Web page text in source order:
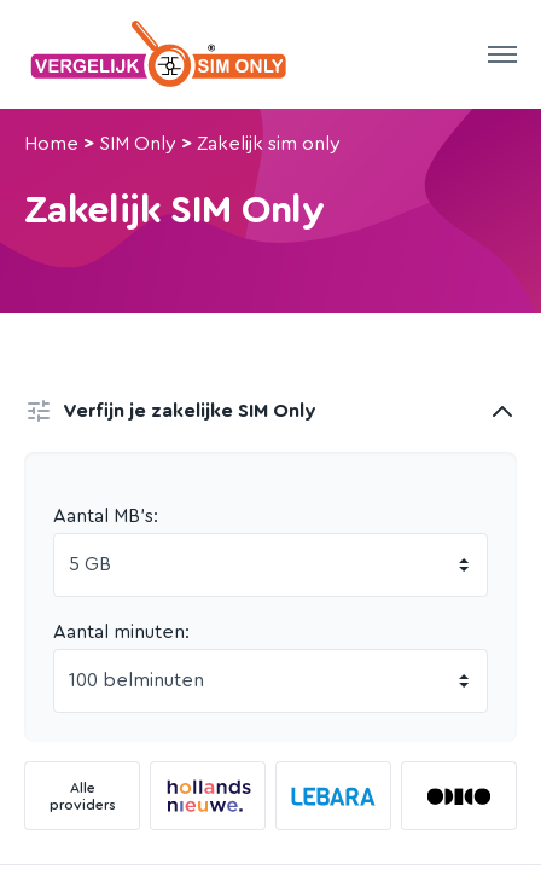
Home > SIM Only > Zakelijk sim only
Zakelijk SIM Only
Verfijn je zakelijke SIM Only
Aantal MB's:
Aantal minuten:
Alle
providers